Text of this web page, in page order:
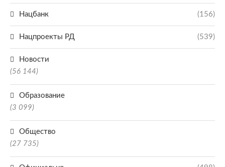
Нацбанк (156)
Нацпроекты РД (539)
Новости
(56 144)
Образование
(3 099)
Общество
(27 735)